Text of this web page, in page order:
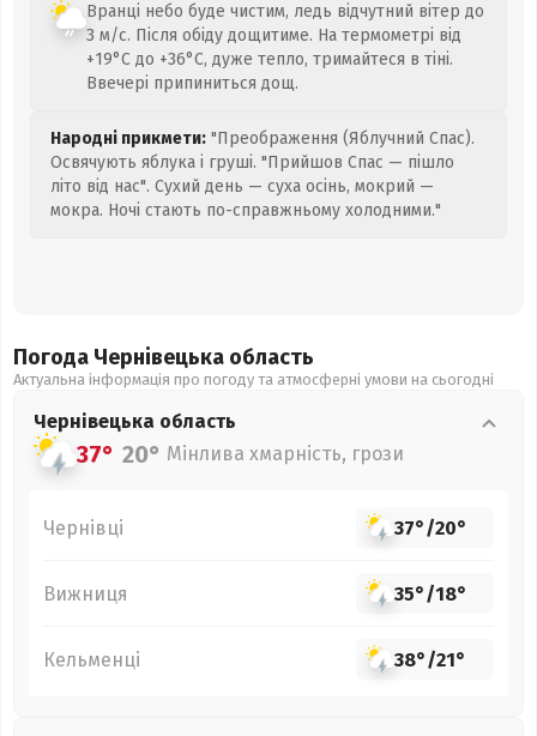
Вранці небо буде чистим, ледь відчутний вітер до
3 м/с. Після обіду дощитиме. На термометрі від
+19°C до +36°C, дуже тепло, тримайтеся в тіні.
Ввечері припиниться дощ.
Народні прикмети: "Преображення (Яблучний Спас).
Освячують яблука і груші. "Прийшов Спас — пішло
літо від нас". Сухий день — суха осінь, мокрий —
мокра. Ночі стають по-справжньому холодними."
Погода Чернівецька область
Актуальна інформація про погоду та атмосферні умови на сьогодні
Чернівецька область
37° 20° Мінлива хмарність, грози
Чернівці 37°/20°
Вижниця 35°/18°
Кельменці 38°/21°